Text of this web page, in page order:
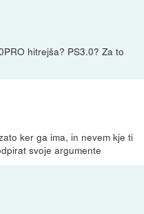
hitrejša? PS3.0? Za to
ker ga ima, in nevem kje ti
svoje argumente